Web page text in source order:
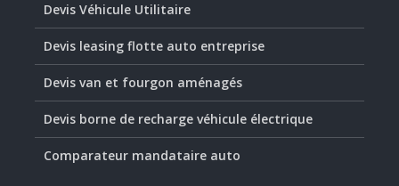
Devis Véhicule Utilitaire
Devis leasing flotte auto entreprise
Devis van et fourgon aménagés
Devis borne de recharge véhicule électrique
Comparateur mandataire auto